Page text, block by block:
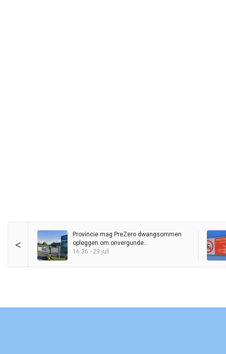
<
Provincie mag PreZero dwangsommen
opleggen om onvergunde
sorteerinstallatie
16:36 - 29 juli